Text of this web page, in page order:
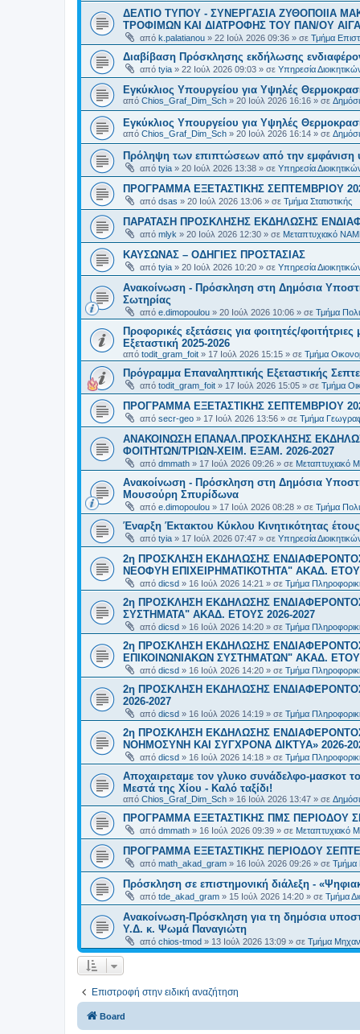
ΔΕΛΤΙΟ ΤΥΠΟΥ - ΣΥΝΕΡΓΑΣΙΑ ΖΥΘΟΠΟΙΙΑ
ΤΡΟΦΙΜΩΝ ΚΑΙ ΔΙΑΤΡΟΦΗΣ ΤΟΥ ΠΑΝ/ΟΥ
από k.palatianou » 22 Ιούλ 2026 09:36 » σε Τμήμα
Διαβίβαση Πρόσκλησης εκδήλωσης
από tyia » 22 Ιούλ 2026 09:03 » σε Υπηρεσία
Εγκύκλιος Υπουργείου για Υψηλές
από Chios_Graf_Dim_Sch » 20 Ιούλ 2026 16:16 » σε
Εγκύκλιος Υπουργείου για Υψηλές
από Chios_Graf_Dim_Sch » 20 Ιούλ 2026 16:14 » σε
Πρόληψη των επιπτώσεων από την εμφάνιση
από tyia » 20 Ιούλ 2026 13:38 » σε Υπηρεσία
ΠΡΟΓΡΑΜΜΑ ΕΞΕΤΑΣΤΙΚΗΣ ΣΕΠΤΕΜΒΡΙΟΥ
από dsas » 20 Ιούλ 2026 13:06 » σε Τμήμα Στατιστικής
ΠΑΡΑΤΑΣΗ ΠΡΟΣΚΛΗΣΗΣ ΕΚΔΗΛΩΣΗΣ
από mlyk » 20 Ιούλ 2026 12:30 » σε Μεταπτυχιακό
ΚΑΥΣΩΝΑΣ – ΟΔΗΓΙΕΣ ΠΡΟΣΤΑΣΙΑΣ
από tyia » 20 Ιούλ 2026 10:20 » σε Υπηρεσία
Ανακοίνωση - Πρόσκληση στη Δημόσια
Σωτηρίας
από e.dimopoulou » 20 Ιούλ 2026 10:06 » σε Τμήμα
Προφορικές εξετάσεις για φοιτητές/
Εξεταστική 2025-2026
από todit_gram_foit » 17 Ιούλ 2026 15:15 » σε Τμήμα
Πρόγραμμα Επαναληπτικής Εξεταστικής
από todit_gram_foit » 17 Ιούλ 2026 15:05 » σε Τμήμα
ΠΡΟΓΡΑΜΜΑ ΕΞΕΤΑΣΤΙΚΗΣ ΣΕΠΤΕΜΒΡΙΟΥ
από secr-geo » 17 Ιούλ 2026 13:56 » σε Τμήμα
ΑΝΑΚΟΙΝΩΣΗ ΕΠΑΝΑΛ.ΠΡΟΣΚΛΗΣΗΣ
ΦΟΙΤΗΤΩΝ/ΤΡΙΩΝ-ΧΕΙΜ. ΕΞΑΜ. 2026-2027
από dmmath » 17 Ιούλ 2026 09:26 » σε Μεταπτυχιακό
Ανακοίνωση - Πρόσκληση στη Δημόσια
Μουσούρη Σπυρίδωνα
από e.dimopoulou » 17 Ιούλ 2026 08:28 » σε Τμήμα
Έναρξη Έκτακτου Κύκλου Κινητικότητας
από tyia » 17 Ιούλ 2026 07:47 » σε Υπηρεσία
2η ΠΡΟΣΚΛΗΣΗ ΕΚΔΗΛΩΣΗΣ
ΝΕΟΦΥΗ ΕΠΙΧΕΙΡΗΜΑΤΙΚΟΤΗΤΑ" ΑΚΑΔ.
από dicsd » 16 Ιούλ 2026 14:21 » σε Τμήμα
2η ΠΡΟΣΚΛΗΣΗ ΕΚΔΗΛΩΣΗΣ
ΣΥΣΤΗΜΑΤΑ" ΑΚΑΔ. ΕΤΟΥΣ 2026-2027
από dicsd » 16 Ιούλ 2026 14:20 » σε Τμήμα
2η ΠΡΟΣΚΛΗΣΗ ΕΚΔΗΛΩΣΗΣ
ΕΠΙΚΟΙΝΩΝΙΑΚΩΝ ΣΥΣΤΗΜΑΤΩΝ" ΑΚΑΔ.
από dicsd » 16 Ιούλ 2026 14:20 » σε Τμήμα
2η ΠΡΟΣΚΛΗΣΗ ΕΚΔΗΛΩΣΗΣ
2026-2027
από dicsd » 16 Ιούλ 2026 14:19 » σε Τμήμα
2η ΠΡΟΣΚΛΗΣΗ ΕΚΔΗΛΩΣΗΣ
ΝΟΗΜΟΣΥΝΗ ΚΑΙ ΣΥΓΧΡΟΝΑ ΔΙΚΤΥΑ» 2026-
από dicsd » 16 Ιούλ 2026 14:18 » σε Τμήμα
Αποχαιρεταμε τον γλυκο συνάδελφο-μασκοτ
Μεστά της Χίου - Καλό ταξίδι!
από Chios_Graf_Dim_Sch » 16 Ιούλ 2026 13:47 » σε
ΠΡΟΓΡΑΜΜΑ ΕΞΕΤΑΣΤΙΚΗΣ ΠΜΣ ΠΕΡΙΟΔΟΥ
από dmmath » 16 Ιούλ 2026 09:39 » σε Μεταπτυχιακό
ΠΡΟΓΡΑΜΜΑ ΕΞΕΤΑΣΤΙΚΗΣ ΠΕΡΙΟΔΟΥ
από math_akad_gram » 16 Ιούλ 2026 09:26 » σε Τμήμα
Πρόσκληση σε επιστημονική διάλεξη -
από tde_akad_gram » 15 Ιούλ 2026 14:20 » σε Τμήμα
Ανακοίνωση-Πρόσκληση για τη δημόσια
Υ.Δ. κ. Ψωμά Παναγιώτη
από chios-tmod » 13 Ιούλ 2026 13:09 » σε Τμήμα
Επιστροφή στην ειδική αναζήτηση
Board